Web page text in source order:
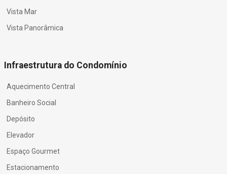
Vista Mar
Vista Panorâmica
Infraestrutura do Condomínio
Aquecimento Central
Banheiro Social
Depósito
Elevador
Espaço Gourmet
Estacionamento